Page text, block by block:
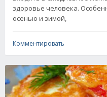
здоровье человека.
осенью и зимой,
Комментировать